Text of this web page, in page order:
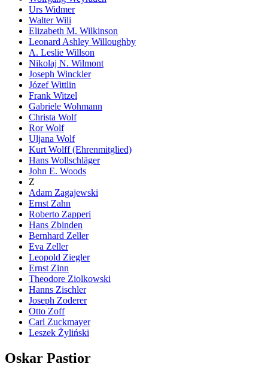
Urs Widmer
Walter Wili
Elizabeth M. Wilkinson
Leonard Ashley Willoughby
A. Leslie Willson
Nikolaj N. Wilmont
Joseph Winckler
Józef Wittlin
Frank Witzel
Gabriele Wohmann
Christa Wolf
Ror Wolf
Uljana Wolf
Kurt Wolff (Ehrenmitglied)
Hans Wollschläger
John E. Woods
Z
Adam Zagajewski
Ernst Zahn
Roberto Zapperi
Hans Zbinden
Bernhard Zeller
Eva Zeller
Leopold Ziegler
Ernst Zinn
Theodore Ziolkowski
Hanns Zischler
Joseph Zoderer
Otto Zoff
Carl Zuckmayer
Leszek Żyliński
Oskar Pastior